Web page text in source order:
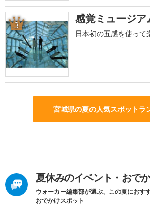
3 感覚ミュージ
日本初の五感を使って
宮城県の夏の人気スポットラ
夏休みのイベント・おで
ウォーカー編集部が選ぶ、この夏におす
おでかけスポット